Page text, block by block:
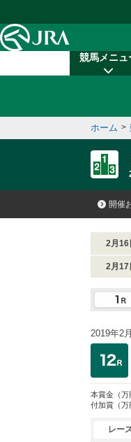
競馬メニュ
ホーム >
開催
2月16
2月17
2019年2
本賞金 （万
付加賞 （万
レー